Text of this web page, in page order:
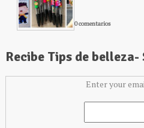
0 comentarios
Recibe Tips de
Enter your